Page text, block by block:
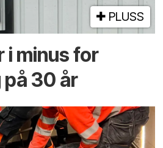
PLUSS
i minus for
30 år